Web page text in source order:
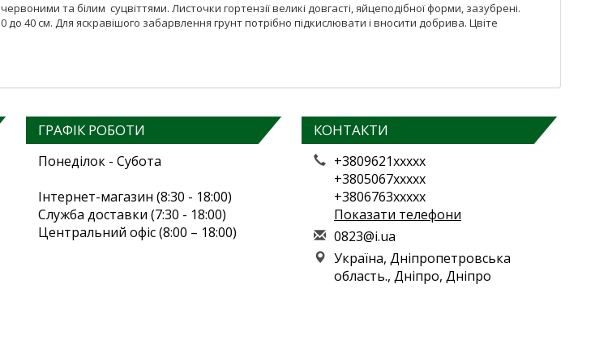
та білим суцвіттями. Листочки гортензії великі довгасті, яйцеподібної форми, зазубрені.
до 40 см. Для яскравішого забарвлення грунт потрібно підкислювати і вносити добрива. Цвіте
ГРАФІК РОБОТИ
Понеділок - Субота
Інтернет-магазин (8:30 - 18:00)
Служба доставки (7:30 - 18:00)
Центральний офіс (8:00 – 18:00)
КОНТАКТИ
+3809621xxxxx
+3805067xxxxx
+3806763xxxxx
Показати телефони
0823@i.ua
Україна, Дніпропетровська
область., Дніпро, Дніпро